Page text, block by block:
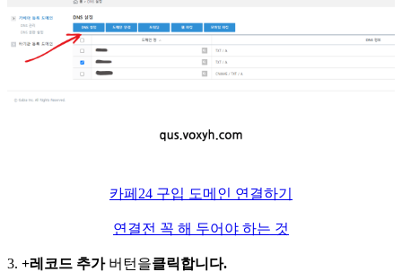
카페24 구입 도메인 연결하기
연결전 꼭 해 두어야 하는 것
3. +레코드 추가버턴을클릭합니다.